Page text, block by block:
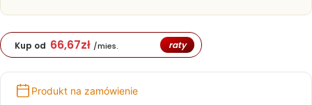
Kup od 66,67zł /mies. raty
Produkt na zamówienie